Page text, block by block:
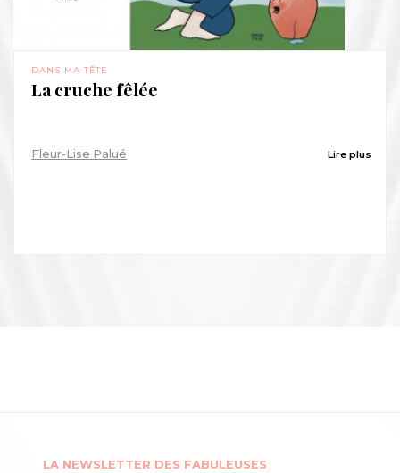
DANS MA TÊTE
La cruche fêlée
Fleur-Lise Palué Lire plus
LA NEWSLETTER DES FABULEUSES